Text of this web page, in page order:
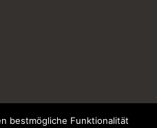
bestmögliche Funktionalität